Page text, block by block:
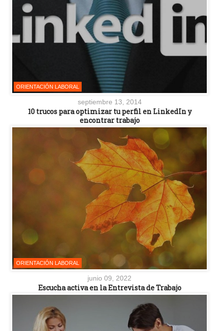
ORIENTACIÓN LABORAL
septiembre 13, 2014
10 trucos para optimizar tu perfil en LinkedIn y
encontrar trabajo
ORIENTACIÓN LABORAL
junio 09, 2022
Escucha activa en la Entrevista de Trabajo